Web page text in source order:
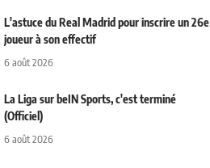
L'astuce du Real Madrid pour inscrire un 26e
joueur à son effectif
6 août 2026
La Liga sur beIN Sports, c'est terminé
(Officiel)
6 août 2026